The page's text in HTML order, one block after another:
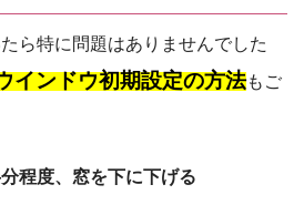
ら特に問題はありませんでした
インドウ初期設定の方法もご
程度、窓を下に下げる